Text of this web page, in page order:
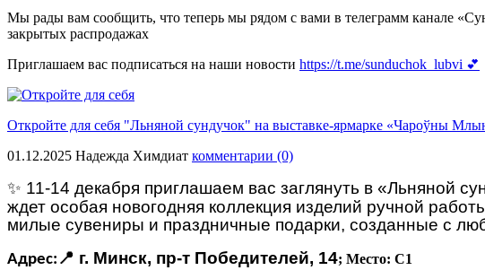
Мы рады вам сообщить, что теперь мы рядом с вами в телеграмм канале
закрытых распродажах
Приглашаем вас подписаться на наши новости https://t.me/sunduchok_lubvi 💕
Откройте для себя "Льняной сундучок" на выставке-ярмарке «Чароўны
01.12.2025 Надежда Химдиат комментарии (0)
✨ 11-14 декабря приглашаем вас заглянуть в «Льняной
ждет особая новогодняя коллекция изделий ручной
милые сувениры и праздничные подарки, созданные с
Адрес: 📍 г. Минск, пр-т Победителей, 14; Место: С1